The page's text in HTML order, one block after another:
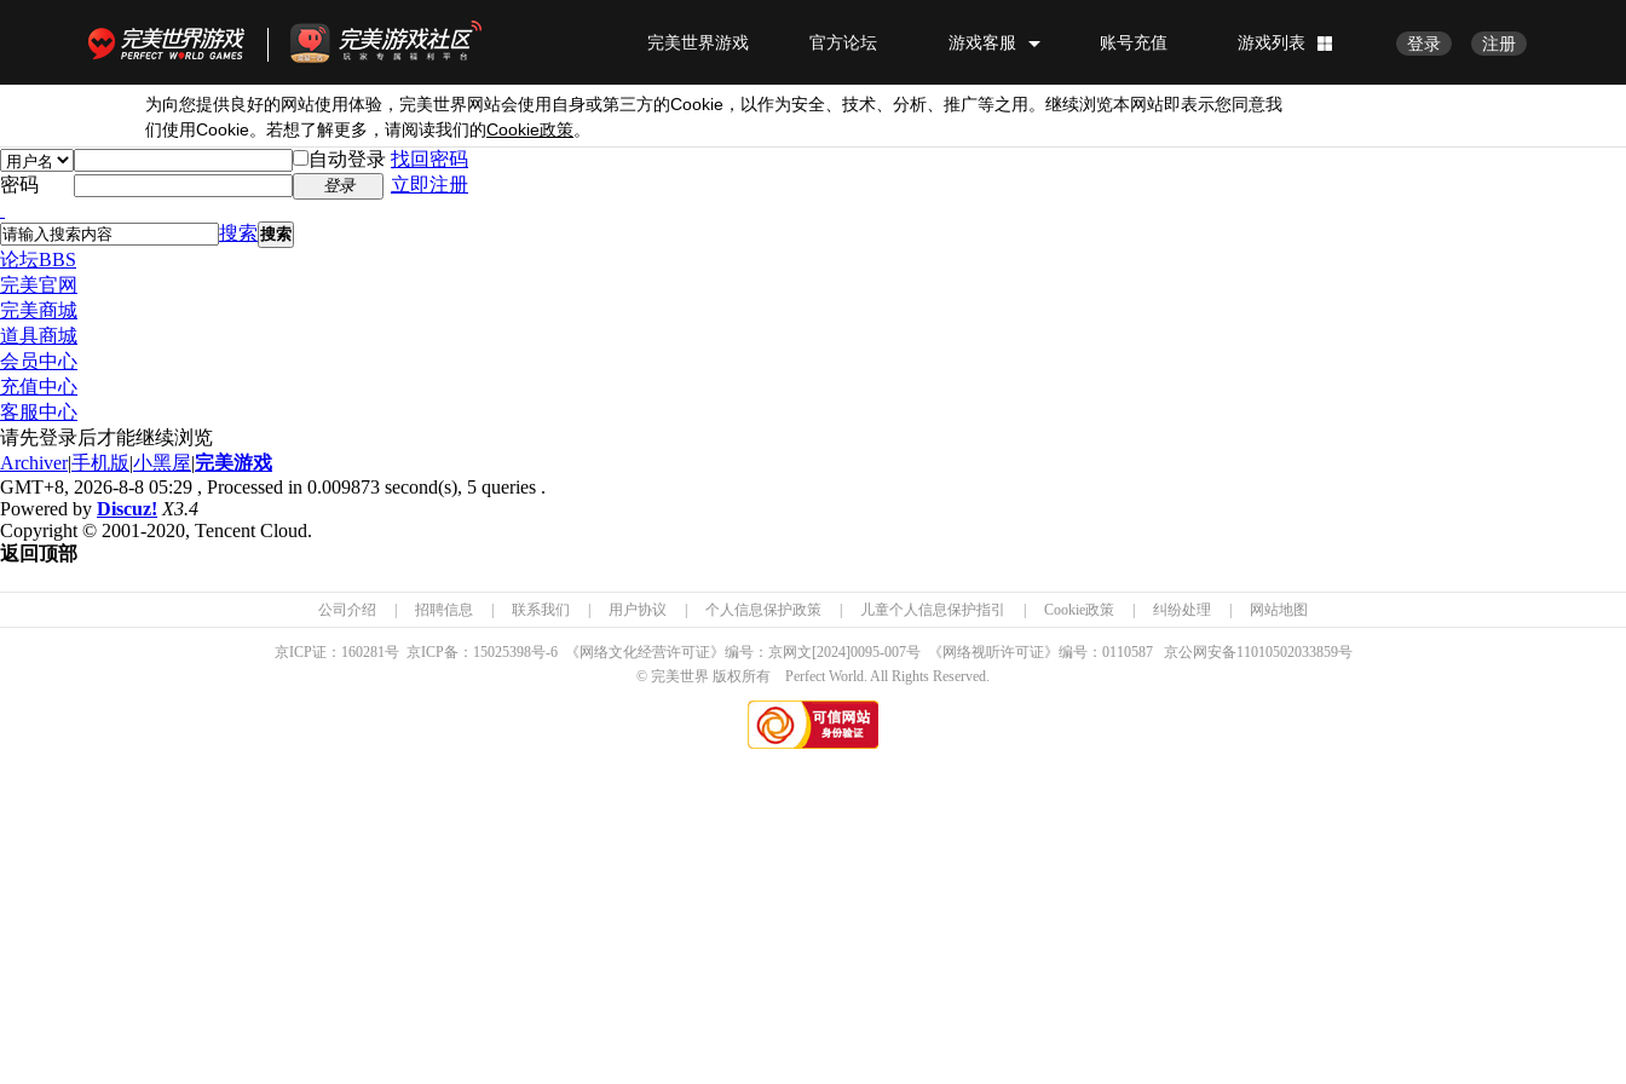
注册
登录
游戏列表
账号充值
游戏客服
官方论坛
完美世界游戏
为向您提供良好的网站使用体验，完美世界网站会使用自身或第三方的Cookie ，以作为安全、技术、分析、推广等之用。继续浏览本网站即表示您同意我
们使用Cookie。若想了解更多，请阅读我们的Cookie政策。
自动登录 找回密码
密码
登录 立即注册
搜索 搜索
论坛BBS
完美官网
完美商城
道具商城
会员中心
充值中心
客服中心
请先登录后才能继续浏览
Archiver|手机版|小黑屋|完美游戏
GMT+8, 2026-8-8 05:29 , Processed in 0.009873 second(s), 5 queries .
Powered by Discuz! X3.4
Copyright © 2001-2020, Tencent Cloud.
返回顶部
公司介绍 招聘信息 联系我们 用户协议 个人信息保护政策 儿童个人信息保护指引 Cookie政策 纠纷处理 网站地图
京ICP证： 160281号 京ICP备： 15025398号-6 《网络文化经营许可证》编号：京网文 [2024]0095-007号 《网络视听许可证》编号：0110587京公网安备11010502033859号
© 完美世界 版权所有 Perfect World. All Rights Reserved.